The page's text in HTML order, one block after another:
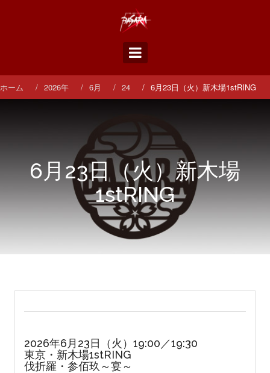
ス
キ
ッ
ホーム 2026年 6月 24 6月23日（火）新木場1stRING
6月23日（火）新木場
1stRING
2026年6月23日（火）19:00／19:30
東京・新木場1stRING
伐折羅・参佰玖～宴～